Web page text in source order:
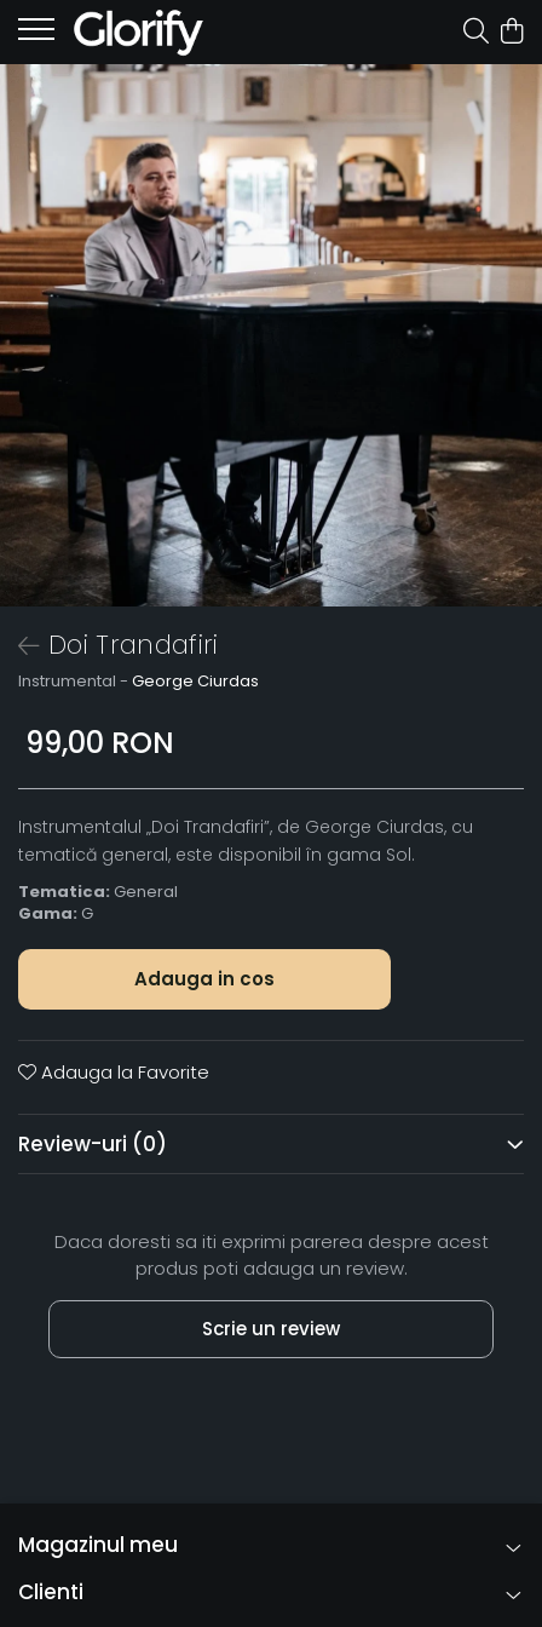
Doi Trandafiri
Instrumental - George Ciurdas
99,00 RON
Instrumentalul „Doi Trandafiri”, de George Ciurdas, cu
tematică general, este disponibil în gama Sol.
Tematica: General
Gama: G
Adauga in cos
Adauga la Favorite
Review-uri (0)
Daca doresti sa iti exprimi parerea despre acest
produs poti adauga un review.
Scrie un review
Magazinul meu
Clienti